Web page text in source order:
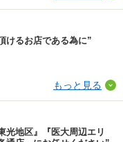
／月額
けるお店である為に”
もっと見る
光地区』『医大周辺エリ